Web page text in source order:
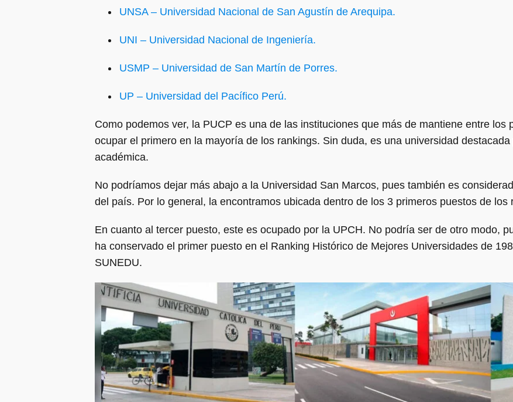
UNSA – Universidad Nacional de San Agustín de Arequipa.
UNI – Universidad Nacional de Ingeniería.
USMP – Universidad de San Martín de Porres.
UP – Universidad del Pacífico Perú.
Como podemos ver, la PUCP es una de las instituciones que más de mantiene entre los
ocupar el primero en la mayoría de los rankings. Sin duda, es una universidad
académica.
No podríamos dejar más abajo a la Universidad San Marcos, pues también es
del país. Por lo general, la encontramos ubicada dentro de los 3 primeros puestos de los
En cuanto al tercer puesto, este es ocupado por la UPCH. No podría ser de otro modo,
ha conservado el primer puesto en el Ranking Histórico de Mejores Universidades de
SUNEDU.